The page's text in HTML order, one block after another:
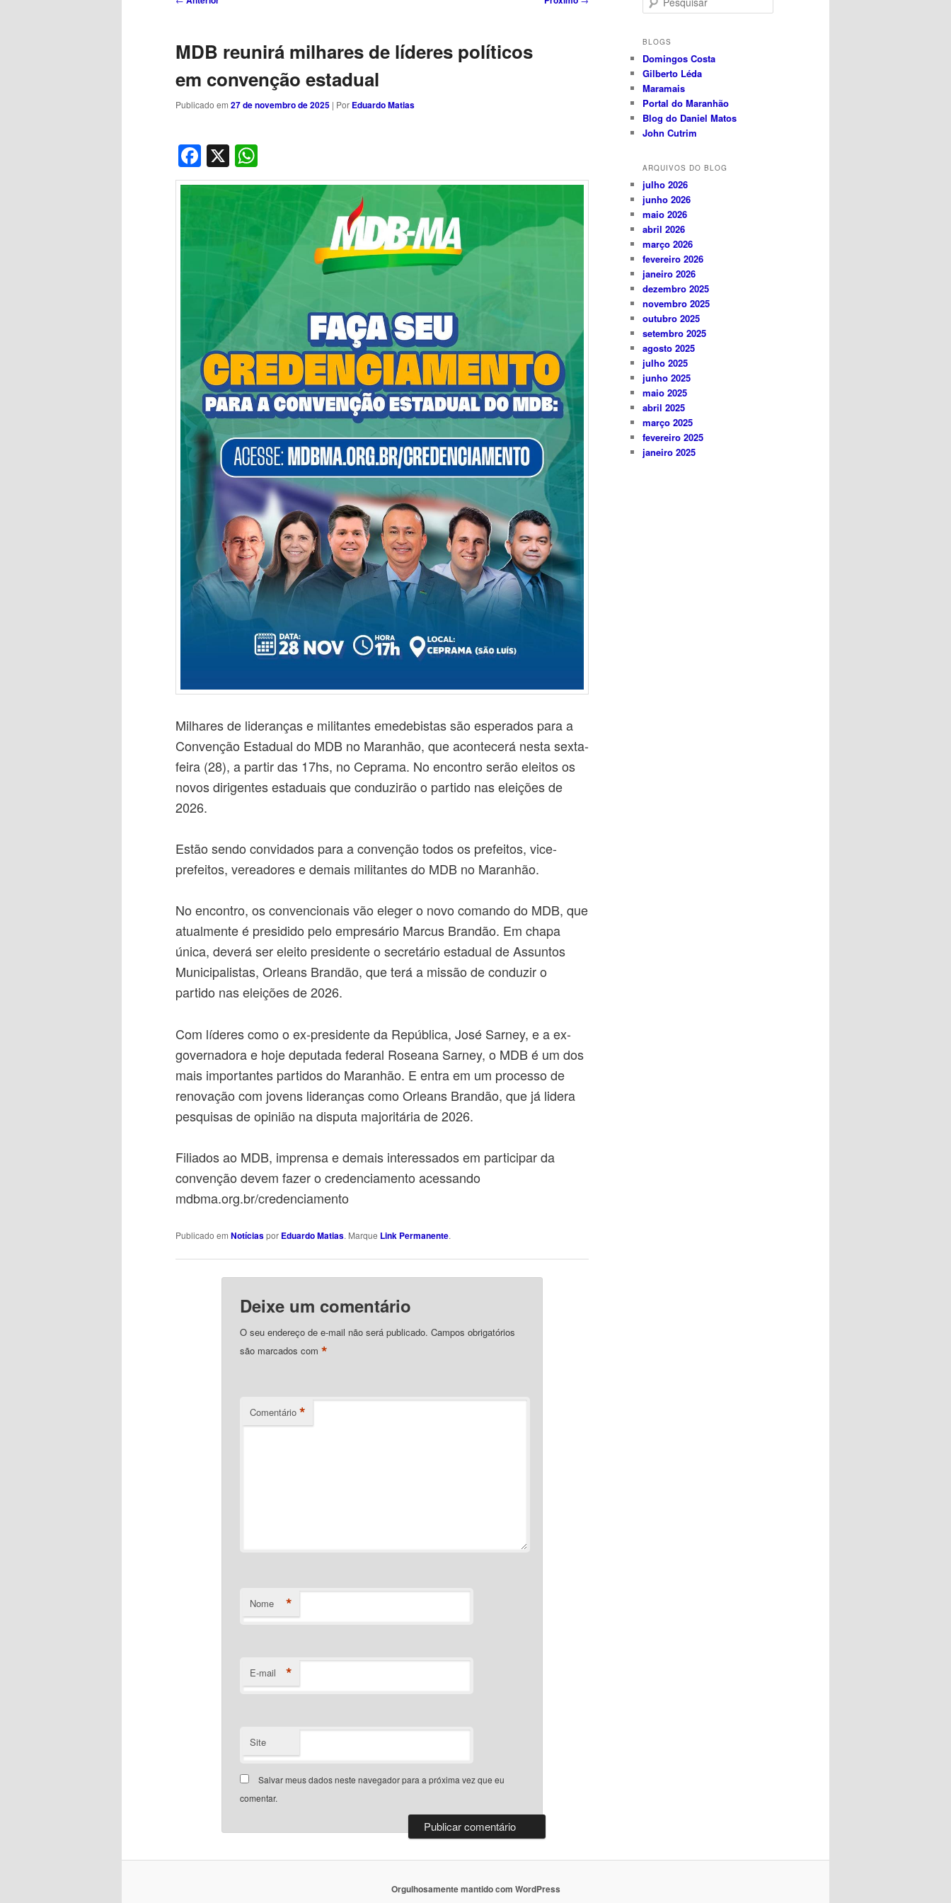
MDB reunirá milhares de líderes políticos
em convenção estadual
Publicado em 27 de novembro de 2025 | Por Eduardo Matias
Facebook
X
Milhares de lideranças e militantes emedebistas são esperados para a
Convenção Estadual do MDB no Maranhão, que acontecerá nesta sexta-
feira (28), a partir das 17hs, no Ceprama. No encontro serão eleitos os
novos dirigentes estaduais que conduzirão o partido nas eleições de
2026.
Estão sendo convidados para a convenção todos os prefeitos, vice-
prefeitos, vereadores e demais militantes do MDB no Maranhão.
No encontro, os convencionais vão eleger o novo comando do MDB, que
atualmente é presidido pelo empresário Marcus Brandão. Em chapa
única, deverá ser eleito presidente o secretário estadual de Assuntos
Municipalistas, Orleans Brandão, que terá a missão de conduzir o
partido nas eleições de 2026.
Com líderes como o ex-presidente da República, José Sarney, e a ex-
governadora e hoje deputada federal Roseana Sarney, o MDB é um dos
mais importantes partidos do Maranhão. E entra em um processo de
renovação com jovens lideranças como Orleans Brandão, que já lidera
pesquisas de opinião na disputa majoritária de 2026.
Filiados ao MDB, imprensa e demais interessados em participar da
convenção devem fazer o credenciamento acessando
mdbma.org.br/credenciamento
Publicado em Notíciaspor Eduardo Matias. Marque Link Permanente.
Deixe um comentário
O seu endereço de e-mail não será publicado. Campos obrigatórios
são marcados com *
Comentário *
Nome *
E-mail *
Site
Salvar meus dados neste navegador para a próxima vez que eu
comentar.
e
q
i
s
a
r
BLOGS
Domingos Costa
Gilberto Léda
Maramais
Portal do Maranhão
Blog do Daniel Matos
John Cutrim
ARQUIVOS DO BLOG
julho 2026
junho 2026
maio 2026
abril 2026
março 2026
fevereiro 2026
janeiro 2026
dezembro 2025
novembro 2025
outubro 2025
setembro 2025
agosto 2025
julho 2025
junho 2025
maio 2025
abril 2025
março 2025
fevereiro 2025
janeiro 2025
Orgulhosamente mantido com WordPress